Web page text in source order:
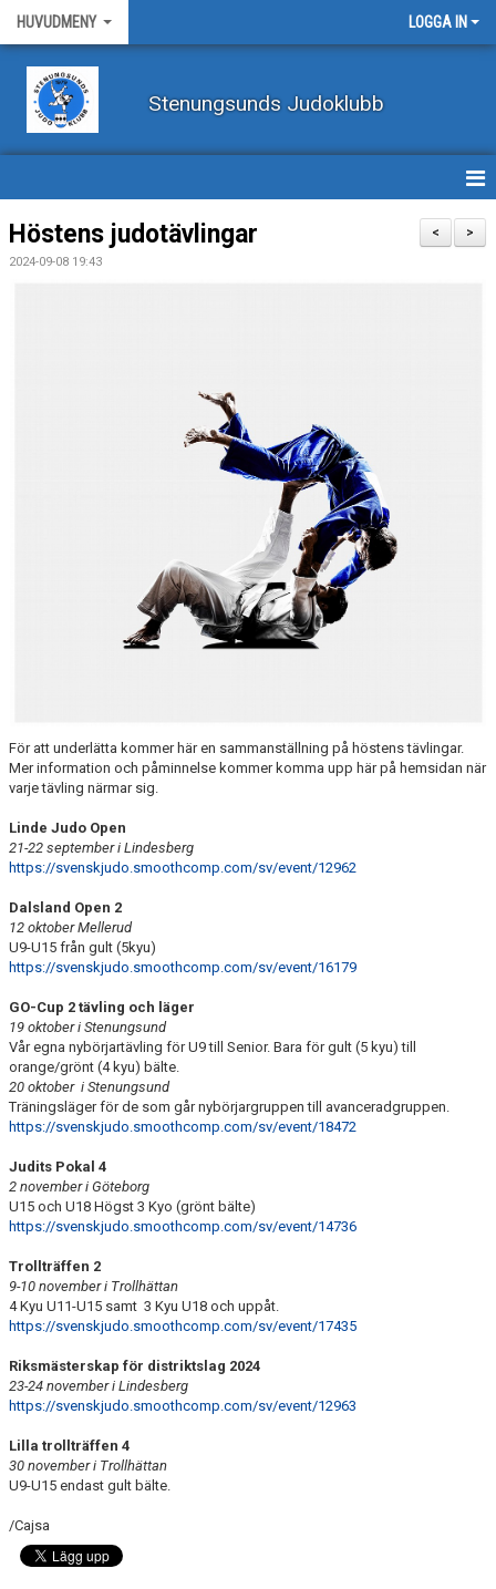
HUVUDMENY LOGGA IN
Stenungsunds Judoklubb
HEM
FÖRBUNDSNYHETER
>
<
Höstens judotävlingar
2024-09-08 19:43
För att underlätta kommer här en sammanställning på höstens tävlingar.
Mer information och påminnelse kommer komma upp här på hemsidan när
varje tävling närmar sig.
Linde Judo Open
21-22 september i Lindesberg
https://svenskjudo.smoothcomp.com/sv/event/12962
Dalsland Open 2
12 oktober Mellerud
U9-U15 från gult (5kyu)
https://svenskjudo.smoothcomp.com/sv/event/16179
GO-Cup 2 tävling och läger
19 oktober i Stenungsund
Vår egna nybörjartävling för U9 till Senior. Bara för gult (5 kyu) till
orange/grönt (4 kyu) bälte.
20 oktober i Stenungsund
Träningsläger för de som går nybörjargruppen till avanceradgruppen.
https://svenskjudo.smoothcomp.com/sv/event/18472
Judits Pokal 4
2 november i Göteborg
U15 och U18 Högst 3 Kyo (grönt bälte)
https://svenskjudo.smoothcomp.com/sv/event/14736
Trollträffen 2
9-10 november i Trollhättan
4 Kyu U11-U15 samt 3 Kyu U18 och uppåt.
https://svenskjudo.smoothcomp.com/sv/event/17435
Riksmästerskap för distriktslag 2024
23-24 november i Lindesberg
https://svenskjudo.smoothcomp.com/sv/event/12963
Lilla trollträffen 4
30 november i Trollhättan
U9-U15 endast gult bälte.
/Cajsa